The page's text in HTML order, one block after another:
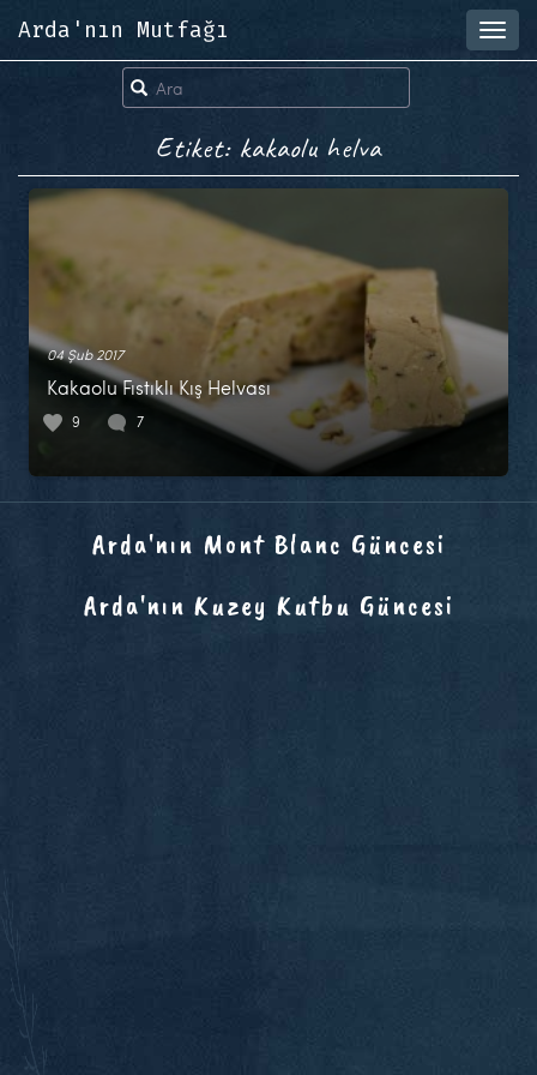
Arda'nın Mutfağı
Etiket: kakaolu helva
04 Şub 2017
Kakaolu Fıstıklı Kış Helvası
9 7
Arda'nın Mont Blanc Güncesi
Arda'nın Kuzey Kutbu Güncesi